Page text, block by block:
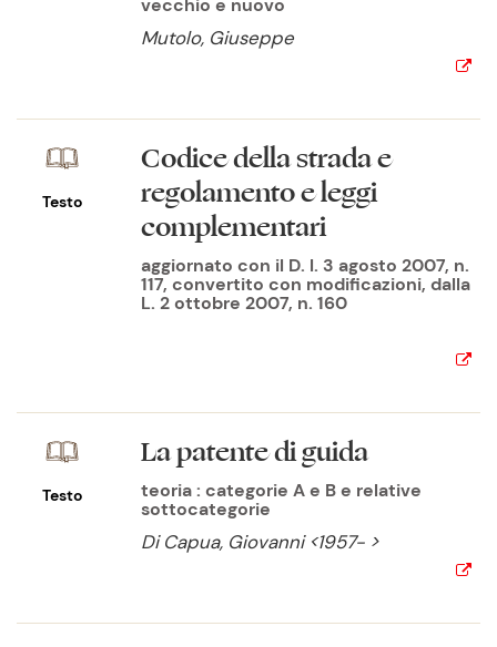
vecchio e nuovo
Mutolo, Giuseppe
Testo
Codice della strada e
regolamento e leggi
complementari
aggiornato con il D. l. 3 agosto 2007, n.
117, convertito con modificazioni, dalla
L. 2 ottobre 2007, n. 160
Testo
La patente di guida
teoria : categorie A e B e relative
sottocategorie
Di Capua, Giovanni <1957- >